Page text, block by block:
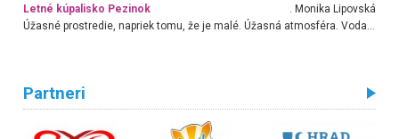
Letné kúpalisko Pezinok
. Monika Lipovská
Partneri